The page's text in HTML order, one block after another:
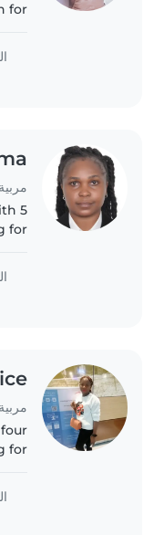
for
5
for
for